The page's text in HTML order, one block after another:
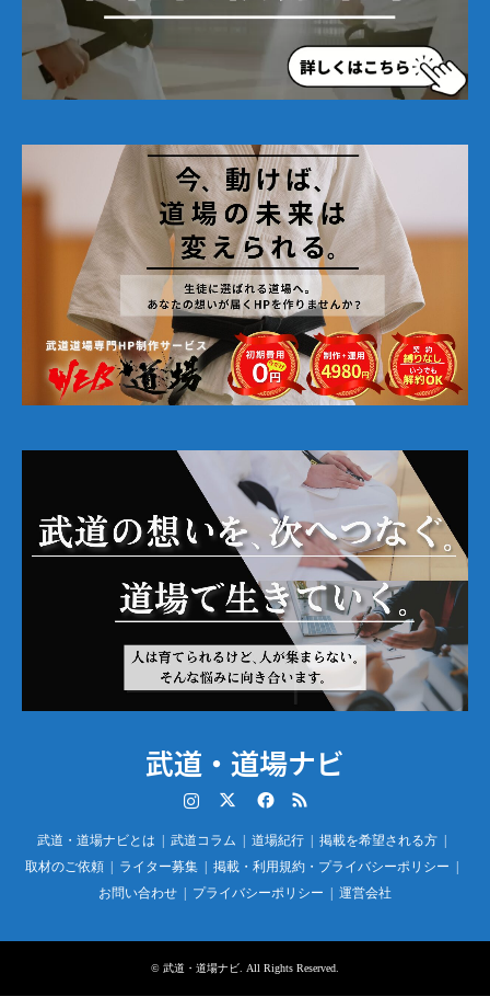
武道・道場ナビ
RSS
武道・道場ナビとは 武道コラム 道場紀行
掲載を希望される方
取材のご依頼
ライター募集
掲載・利用規約・プライバシーポリシー
お問い合わせ
プライバシーポリシー 運営会社
© 武道・道場ナビ. All Rights Reserved.